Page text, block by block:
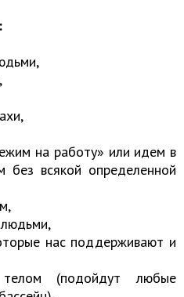
на работу» или идем в
без всякой определенной
нас поддерживают и
(подойдут любые